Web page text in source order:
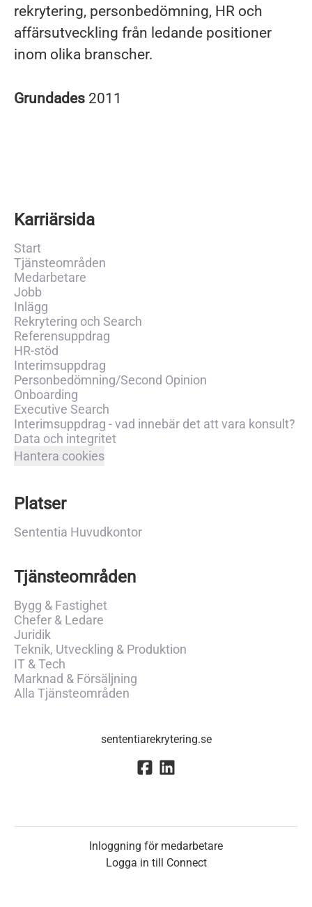
rekrytering, personbedömning, HR och
affärsutveckling från ledande positioner
inom olika branscher.
Grundades 2011
Karriärsida
Start
Tjänsteområden
Medarbetare
Jobb
Inlägg
Rekrytering och Search
Referensuppdrag
HR-stöd
Interimsuppdrag
Personbedömning/Second Opinion
Onboarding
Executive Search
Interimsuppdrag - vad innebär det att vara konsult?
Data och integritet
Hantera cookies
Platser
Sententia Huvudkontor
Tjänsteområden
Bygg & Fastighet
Chefer & Ledare
Juridik
Teknik, Utveckling & Produktion
IT & Tech
Marknad & Försäljning
Alla Tjänsteområden
sententiarekrytering.se
Inloggning för medarbetare
Logga in till Connect